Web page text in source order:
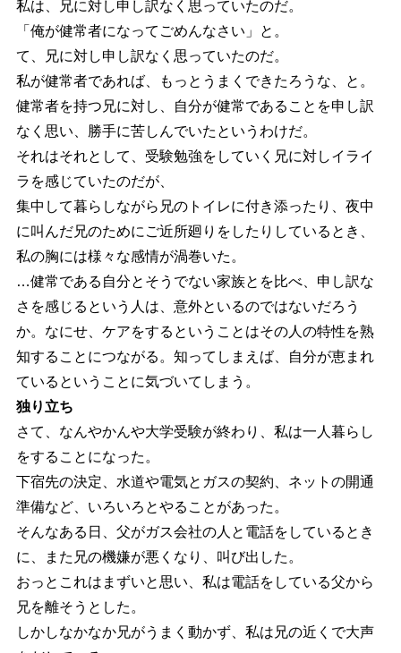
私は、兄に対し申し訳なく思っていたのだ。
「俺が健常者になってごめんなさい」と。
て、兄に対し申し訳なく思っていたのだ。
私が健常者であれば、もっとうまくできたろうな、と。
健常者を持つ兄に対し、自分が健常であることを申し訳
なく思い、勝手に苦しんでいたというわけだ。
それはそれとして、受験勉強をしていく兄に対しイライ
ラを感じていたのだが、
集中して暮らしながら兄のトイレに付き添ったり、夜中
に叫んだ兄のためにご近所廻りをしたりしているとき、
私の胸には様々な感情が渦巻いた。
…健常である自分とそうでない家族とを比べ、申し訳な
さを感じるという人は、意外といるのではないだろう
か。なにせ、ケアをするということはその人の特性を熟
知することにつながる。知ってしまえば、自分が恵まれ
ているということに気づいてしまう。
独り立ち
さて、なんやかんや大学受験が終わり、私は一人暮らし
をすることになった。
下宿先の決定、水道や電気とガスの契約、ネットの開通
準備など、いろいろとやることがあった。
そんなある日、父がガス会社の人と電話をしているとき
に、また兄の機嫌が悪くなり、叫び出した。
おっとこれはまずいと思い、私は電話をしている父から
兄を離そうとした。
しかしなかなか兄がうまく動かず、私は兄の近くで大声